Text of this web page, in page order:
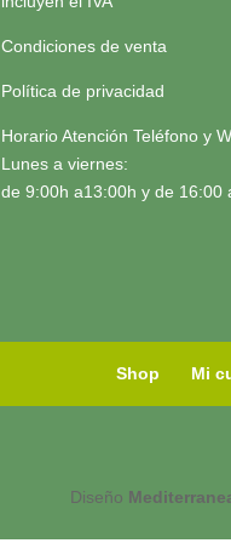
Condiciones de venta
Política de privacidad
Horario Atención Teléfono y
Lunes a viernes:
de 9:00h a13:00h y de 16:00
Shop Mi
Diseño